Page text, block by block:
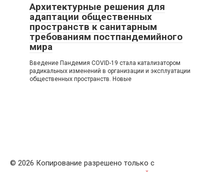
Архитектурные решения для
адаптации общественных
пространств к санитарным
требованиям постпандемийного
мира
Введение Пандемия COVID-19 стала катализатором
радикальных изменений в организации и эксплуатации
общественных пространств. Новые
© 2026 Копирование разрешено только с